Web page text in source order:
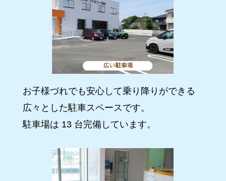
お子様づれでも安心して乗り降りができる
広々とした駐車スペースです。
駐車場は 13 台完備しています。